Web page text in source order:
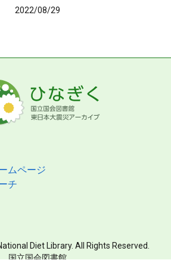
2022/08/29
ムページ
チ
Diet Library. All Rights Reserved.